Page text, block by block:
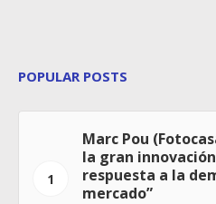
POPULAR POSTS
1
Marc Pou
la gran
respuesta a la
mercado”